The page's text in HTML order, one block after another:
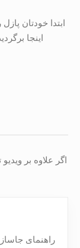
ابتدا خودتان
اینجا
اگر علاوه بر
راهنمای